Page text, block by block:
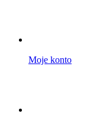
Moje konto